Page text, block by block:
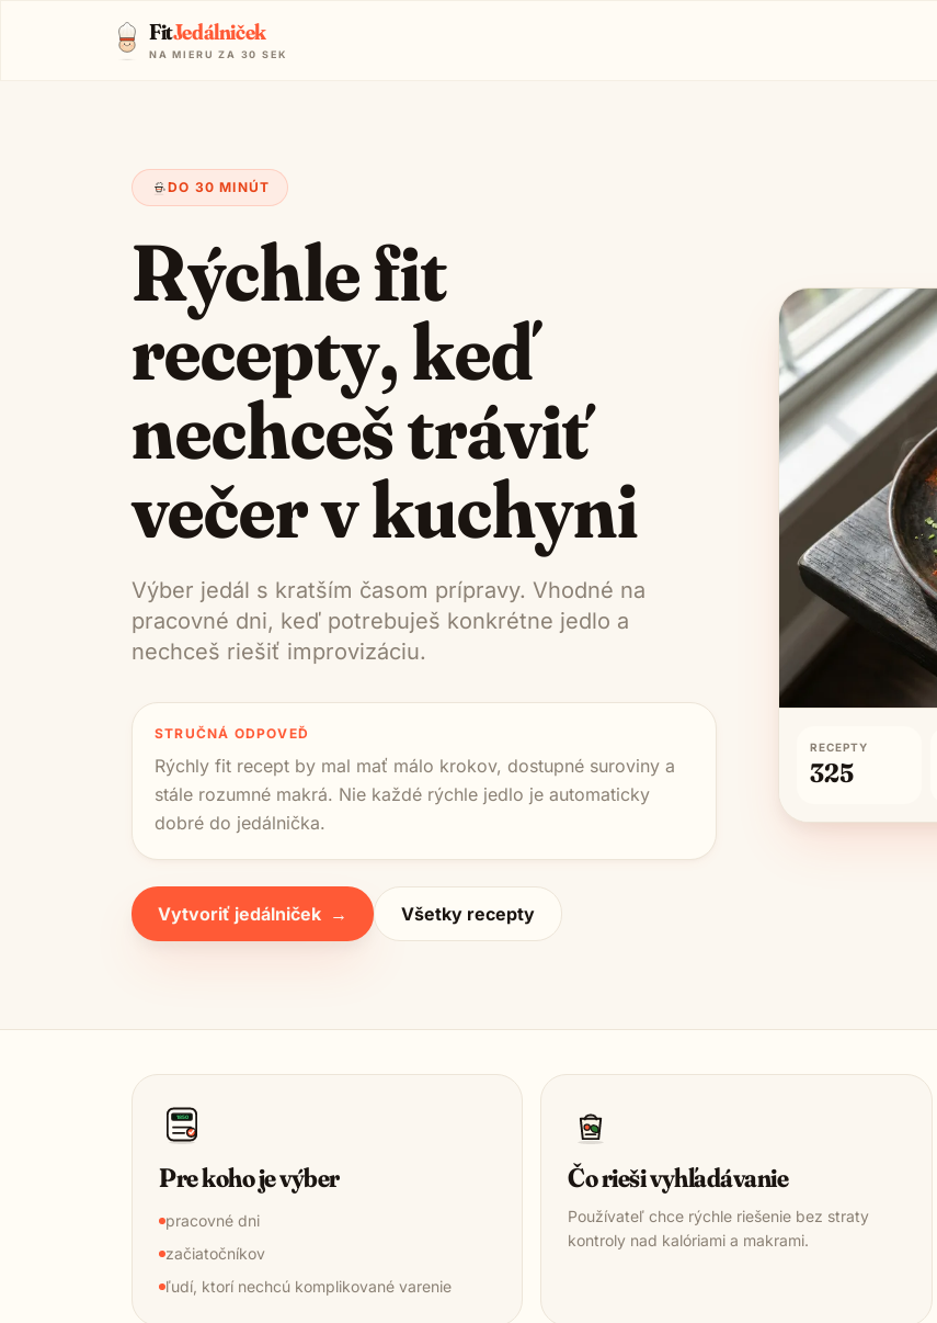
FitJedálniček
NA MIERU ZA 30 SEK
DO 30 MINÚT
Rýchle fit
recepty, keď
nechceš tráviť
večer v kuchyni
Výber jedál s kratším časom prípravy. Vhodné na
pracovné dni, keď potrebuješ konkrétne jedlo a
nechceš riešiť improvizáciu.
STRUČNÁ ODPOVEĎ
Rýchly fit recept by mal mať málo krokov, dostupné suroviny a
stále rozumné makrá. Nie každé rýchle jedlo je automaticky
dobré do jedálnička.
Vytvoriť jedálniček → Všetky recepty
RECEPTY
325
1850
Pre koho je výber
pracovné dni
začiatočníkov
ľudí, ktorí nechcú komplikované varenie
Čo rieši vyhľadávanie
Používateľ chce rýchle riešenie bez straty
kontroly nad kalóriami a makrami.